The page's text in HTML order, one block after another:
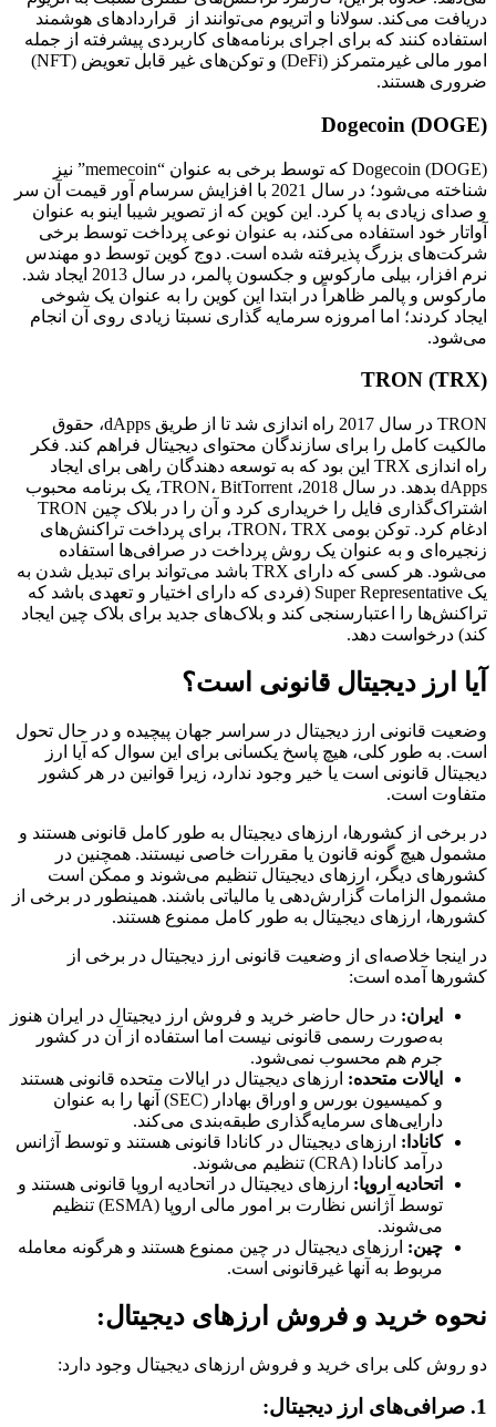
دریافت می‌کند. سولانا و اتریوم می‌توانند از قراردادهای هوشمند
استفاده کنند که برای اجرای برنامه‌های کاربردی پیشرفته از جمله
امور مالی غیرمتمرکز (DeFi) و توکن‌های غیر قابل تعویض (NFT)
ضروری هستند.
Dogecoin (DOGE)
Dogecoin (DOGE) که توسط برخی به عنوان “memecoin” نیز
شناخته می‌شود؛ در سال 2021 با افزایش سرسام آور قیمت آن سر
و صدای زیادی به پا کرد. این کوین که از تصویر شیبا اینو به عنوان
آواتار خود استفاده می‌کند، به عنوان نوعی پرداخت توسط برخی
شرکت‌های بزرگ پذیرفته شده است. دوج کوین توسط دو مهندس
نرم افزار، بیلی مارکوس و جکسون پالمر، در سال 2013 ایجاد شد.
مارکوس و پالمر ظاهراً در ابتدا این کوین را به عنوان یک شوخی
ایجاد کردند؛ اما امروزه سرمایه گذاری نسبتا زیادی روی آن انجام
می‌شود.
TRON (TRX)
TRON در سال 2017 راه اندازی شد تا از طریق dApps، حقوق
مالکیت کامل را برای سازندگان محتوای دیجیتال فراهم کند. فکر
راه اندازی TRX این بود که به توسعه دهندگان راهی برای ایجاد
dApps بدهد. در سال 2018، TRON، BitTorrent، یک برنامه محبوب
اشتراک‌گذاری فایل را خریداری کرد و آن را در بلاک چین TRON
ادغام کرد. توکن بومی TRON، TRX، برای پرداخت تراکنش‌های
زنجیره‌ای و به عنوان یک روش پرداخت در صرافی‌ها استفاده
می‌شود. هر کسی که دارای TRX باشد می‌تواند برای تبدیل شدن به
یک Super Representative (فردی که دارای اختیار و تعهدی باشد که
تراکنش‌ها را اعتبارسنجی کند و بلاک‌های جدید برای بلاک چین ایجاد
کند) درخواست دهد.
آیا ارز دیجیتال قانونی است؟
وضعیت قانونی ارز دیجیتال در سراسر جهان پیچیده و در حال تحول
است. به طور کلی، هیچ پاسخ یکسانی برای این سوال که آیا ارز
دیجیتال قانونی است یا خیر وجود ندارد، زیرا قوانین در هر کشور
متفاوت است.
در برخی از کشورها، ارزهای دیجیتال به طور کامل قانونی هستند و
مشمول هیچ گونه قانون یا مقررات خاصی نیستند. همچنین در
کشورهای دیگر، ارزهای دیجیتال تنظیم می‌شوند و ممکن است
مشمول الزامات گزارش‌دهی یا مالیاتی باشند. همینطور در برخی از
کشورها، ارزهای دیجیتال به طور کامل ممنوع هستند.
در اینجا خلاصه‌ای از وضعیت قانونی ارز دیجیتال در برخی از
کشورها آمده است:
ایران: در حال حاضر خرید و فروش ارز دیجیتال در ایران هنوز
به‌صورت رسمی قانونی نیست اما استفاده از آن در کشور
جرم هم محسوب نمی‌شود.
ایالات متحده: ارزهای دیجیتال در ایالات متحده قانونی هستند
و کمیسیون بورس و اوراق بهادار (SEC) آنها را به عنوان
دارایی‌های سرمایه‌گذاری طبقه‌بندی می‌کند.
کانادا: ارزهای دیجیتال در کانادا قانونی هستند و توسط آژانس
درآمد کانادا (CRA) تنظیم می‌شوند.
اتحادیه اروپا: ارزهای دیجیتال در اتحادیه اروپا قانونی هستند و
توسط آژانس نظارت بر امور مالی اروپا (ESMA) تنظیم
می‌شوند.
چین: ارزهای دیجیتال در چین ممنوع هستند و هرگونه معامله
مربوط به آنها غیرقانونی است.
نحوه خرید و فروش ارزهای دیجیتال:
دو روش کلی برای خرید و فروش ارزهای دیجیتال وجود دارد:
1. صرافی‌های ارز دیجیتال: